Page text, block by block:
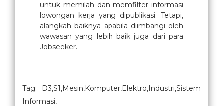
untuk memilah dan memfilter informasi
lowongan kerja yang dipublikasi. Tetapi,
alangkah baiknya apabila diimbangi oleh
wawasan yang lebih baik juga dari para
Jobseeker.
Tag: D3,S1,Mesin,Komputer,Elektro,Industri,Sistem
Informasi,